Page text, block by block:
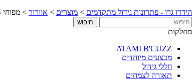
הידרו גרו - פתרונות גידול מתקדמים > מוצרים > אוורור > מפוחי VENTS
מחלקות
ATAMI B'CUZZ
מבצעים מיוחדים
חללי גידול
תאורה לצמחים